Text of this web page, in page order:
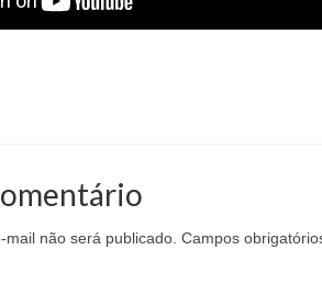
não será publicado. Campos